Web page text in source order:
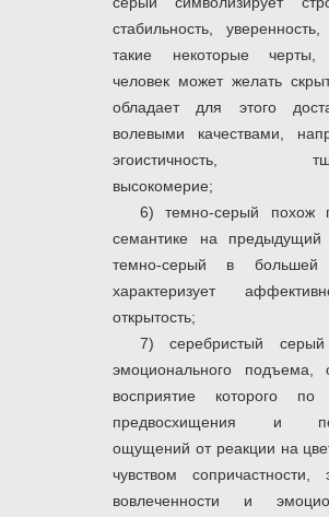
стабильность,
такие некоторые черты,
человек может желать
обладает для этого
волевыми качествами,
эгоистичность,
высокомерие;
6) темно-серый похож
семантике на предыдущий
темно-серый в большей
характеризует
открытость;
7) серебристый
эмоционального подъема,
восприятие которого по
предвосхищения и
ощущений от реакции на
чувством сопричастности,
вовлеченности и